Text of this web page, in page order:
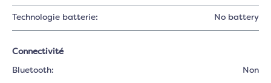
Technologie batterie: No battery
Connectivité
Bluetooth: Non